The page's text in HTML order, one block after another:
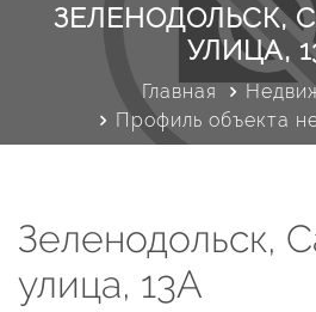
ЗЕЛЕНОДОЛЬСК,
УЛИЦА,
Главная
Профиль объекта
Зеленодольск,
улица, 13А